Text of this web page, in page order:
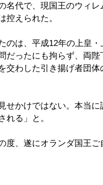
名代で、現国王のウィ
控えられた。
のは、平成12年の上皇
だったにも拘らず、両
交わした引き揚げ者団体
せかけではない。本当
れる」と。
度、遂にオランダ国王